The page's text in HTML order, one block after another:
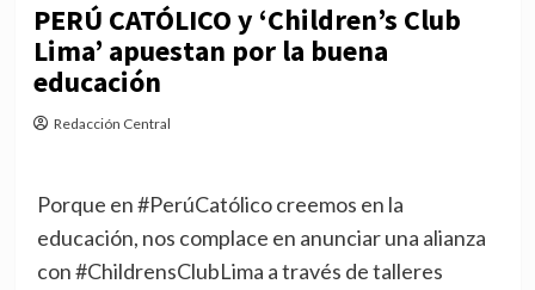
PERÚ CATÓLICO y ‘Children’s Club
Lima’ apuestan por la buena
educación
Redacción Central
Porque en #PerúCatólico creemos en la
educación, nos complace en anunciar una alianza
con #ChildrensClubLima a través de talleres